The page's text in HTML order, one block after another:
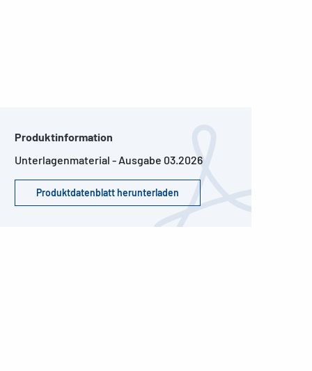
Produktinformation
Unterlagenmaterial - Ausgabe 03.2026
Produktdatenblatt herunterladen